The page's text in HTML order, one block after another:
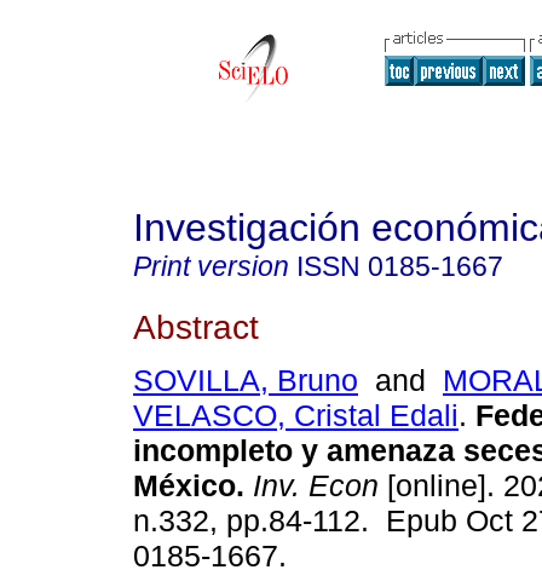
Investigación
Print version ISSN 0185-1667
Abstract
SOVILLA, Bruno and
VELASCO, Cristal Edali.
incompleto y amenaza
México. Inv. Econ [online].
n.332, pp.84-112. Epub Oct
0185-1667.